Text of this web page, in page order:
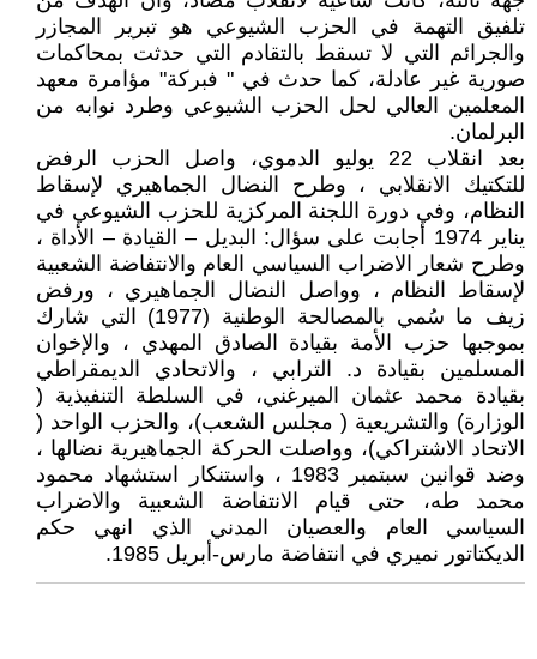
تلفيق التهمة في الحزب الشيوعي هو تبرير المجازر
والجرائم التي لا تسقط بالتقادم التي حدثت بمحاكمات
صورية غير عادلة، كما حدث في " فبركة" مؤامرة معهد
المعلمين العالي لحل الحزب الشيوعي وطرد نوابه من
البرلمان.
بعد انقلاب 22 يوليو الدموي، واصل الحزب الرفض
للتكتيك الانقلابي ، وطرح النضال الجماهيري لإسقاط
النظام، وفي دورة اللجنة المركزية للحزب الشيوعي في
يناير 1974 أجابت على سؤال: البديل – القيادة – الأداة ،
وطرح شعار الاضراب السياسي العام والانتفاضة الشعبية
لإسقاط النظام ، وواصل النضال الجماهيري ، ورفض
زيف ما سُمي بالمصالحة الوطنية (1977) التي شارك
بموجبها حزب الأمة بقيادة الصادق المهدي ، والإخوان
المسلمين بقيادة د. الترابي ، والاتحادي الديمقراطي
بقيادة محمد عثمان الميرغني، في السلطة التنفيذية (
الوزارة) والتشريعية ( مجلس الشعب)، والحزب الواحد (
الاتحاد الاشتراكي)، وواصلت الحركة الجماهيرية نضالها ،
وضد قوانين سبتمبر 1983 ، واستنكار استشهاد محمود
محمد طه، حتى قيام الانتفاضة الشعبية والاضراب
السياسي العام والعصيان المدني الذي انهي حكم
الديكتاتور نميري في انتفاضة مارس-أبريل 1985.